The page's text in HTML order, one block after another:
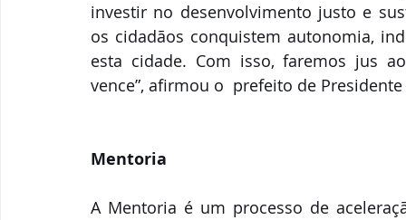
investir no desenvolvimento justo e
os cidadãos conquistem autonomia,
esta cidade. Com isso, faremos jus
vence”, afirmou o  prefeito de
Mentoria
A Mentoria é um processo de